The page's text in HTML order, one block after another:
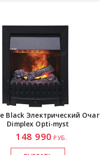
Black Электрический Очаг
Dimplex Opti-myst
148 990 РУБ.